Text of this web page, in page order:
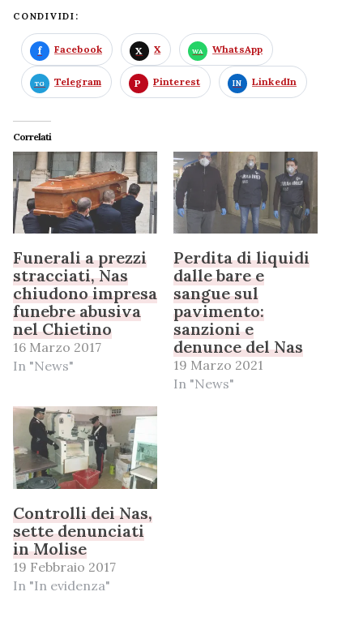
CONDIVIDI:
Facebook X WhatsApp
Telegram Pinterest LinkedIn
Correlati
Funerali a prezzi
stracciati, Nas
chiudono impresa
funebre abusiva
nel Chietino
16 Marzo 2017
In "News"
Perdita di liquidi
dalle bare e
sangue sul
pavimento:
sanzioni e
denunce del Nas
19 Marzo 2021
In "News"
Controlli dei Nas,
sette denunciati
in Molise
19 Febbraio 2017
In "In evidenza"